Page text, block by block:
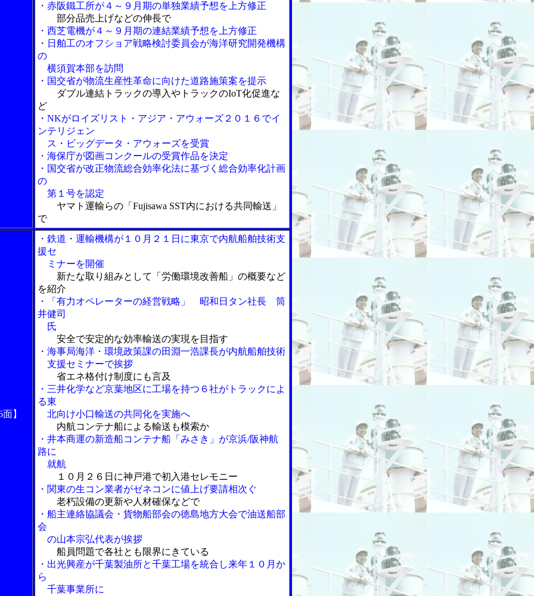
・赤阪鐵工所が４～９月期の単独業績予想を上方修正
部分品売上げなどの伸長で
・西芝電機が４～９月期の連結業績予想を上方修正
・日舶工のオフショア戦略検討委員会が海洋研究開発機構
の
横須賀本部を訪問
・国交省が物流生産性革命に向けた道路施策案を提示
ダブル連結トラックの導入やトラックのIoT化促進な
ど
・NKがロイズリスト・アジア・アウォーズ２０１６でイ
ンテリジェン
ス・ビッグデータ・アウォーズを受賞
・海保庁が図画コンクールの受賞作品を決定
・国交省が改正物流総合効率化法に基づく総合効率化計画
の
第１号を認定
ヤマト運輸らの「Fujisawa SST内における共同輸送」
で
】
・鉄道・運輸機構が１０月２１日に東京で内航船舶技術支
援セ
ミナーを開催
新たな取り組みとして「労働環境改善船」の概要など
を紹介
・「有力オペレーターの経営戦略」 昭和日タン社長 筒
井健司
氏
安全で安定的な効率輸送の実現を目指す
・海事局海洋・環境政策課の田淵一浩課長が内航船舶技術
支援セミナーで挨拶
省エネ格付け制度にも言及
・三井化学など京葉地区に工場を持つ６社がトラックによ
る東
北向け小口輸送の共同化を実施へ
内航コンテナ船による輸送も模索か
・井本商運の新造船コンテナ船「みさき」が京浜/阪神航
路に
就航
１０月２６日に神戸港で初入港セレモニー
・関東の生コン業者がゼネコンに値上げ要請相次ぐ
老朽設備の更新や人材確保などで
・船主連絡協議会・貨物船部会の徳島地方大会で油送船部
会
の山本宗弘代表が挨拶
船員問題で各社とも限界にきている
・出光興産が千葉製油所と千葉工場を統合し来年１０月か
ら
千葉事業所に